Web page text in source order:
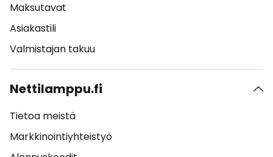
Maksutavat
Asiakastili
Valmistajan takuu
Nettilamppu.fi
Tietoa meistä
Markkinointiyhteistyö